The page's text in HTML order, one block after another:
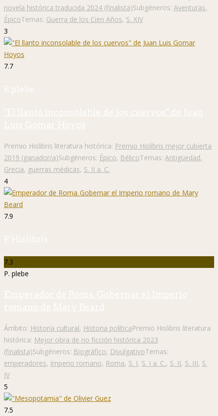
novela histórica traducida 2024 (finalista)Subgéneros: Aventuras,
ÉpicoTemas: Guerra de los Cien Años, S. XIV
3
7.7
P. plebe
"El llanto inconsolable de los cuervos" de Juan
Luis Gomar Hoyos
Premio Hislibris literatura histórica: Premio Hislibris mejor cubierta
2019 (ganador/a)Subgéneros: Épico, BélicoTemas: Antigüedad,
Grecia, guerras médicas, S. II a. C.
4
7.9
P. Hislibris
7.3
P. plebe
Emperador de Roma. Gobernar el Imperio
romano de Mary Beard
Ámbito: Historia cultural, Historia políticaPremio Hislibris literatura
histórica: Mejor obra de no ficción histórica 2023
(finalista)Subgéneros: Biográfico, DivulgativoTemas:
emperadores, Imperio romano, Roma, S. I, S. I a. C., S. II, S. III, S.
IV
5
7.5